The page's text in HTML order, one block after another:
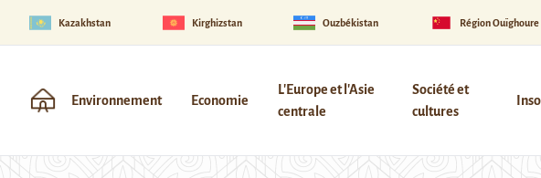
Kazakhstan Kirghizstan Ouzbékistan Région Ouïghoure
Environnement Economie
L'Europe et l'Asie
centrale
Société et
cultures